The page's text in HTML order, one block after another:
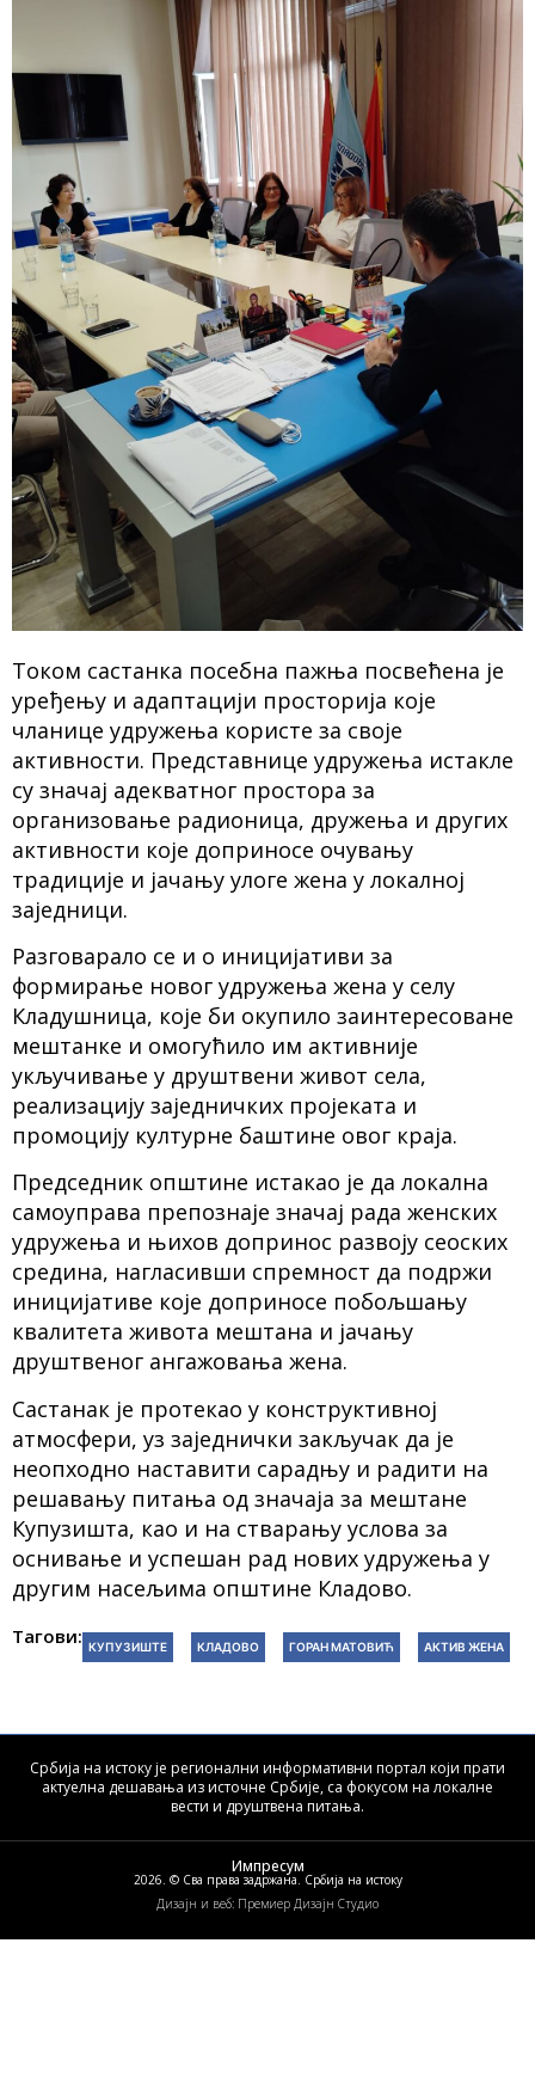
Током састанка посебна пажња посвећена је
уређењу и адаптацији просторија које
чланице удружења користе за своје
активности. Представнице удружења истакле
су значај адекватног простора за
организовање радионица, дружења и других
активности које доприносе очувању
традиције и јачању улоге жена у локалној
заједници.
Разговарало се и о иницијативи за
формирање новог удружења жена у селу
Кладушница, које би окупило заинтересоване
мештанке и омогућило им активније
укључивање у друштвени живот села,
реализацију заједничких пројеката и
промоцију културне баштине овог краја.
Председник општине истакао је да локална
самоуправа препознаје значај рада женских
удружења и њихов допринос развоју сеоских
средина, нагласивши спремност да подржи
иницијативе које доприносе побољшању
квалитета живота мештана и јачању
друштвеног ангажовања жена.
Састанак је протекао у конструктивној
атмосфери, уз заједнички закључак да је
неопходно наставити сарадњу и радити на
решавању питања од значаја за мештане
Купузишта, као и на стварању услова за
оснивање и успешан рад нових удружења у
другим насељима општине Кладово.
Тагови: КУПУЗИШТЕ КЛАДОВО ГОРАН МАТОВИЋ АКТИВ ЖЕНА
Србија на истоку је регионални информативни портал који прати
актуелна дешавања из источне Србије, са фокусом на локалне
вести и друштвена питања.
2026. © Сва права задржана. Србија на истоку
Импресум
Дизајн и веб: Премиер Дизајн Студио